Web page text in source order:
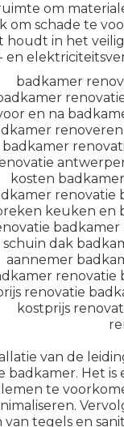
om
om schade te
houdt in het
en
van de
Het
te
tegels en